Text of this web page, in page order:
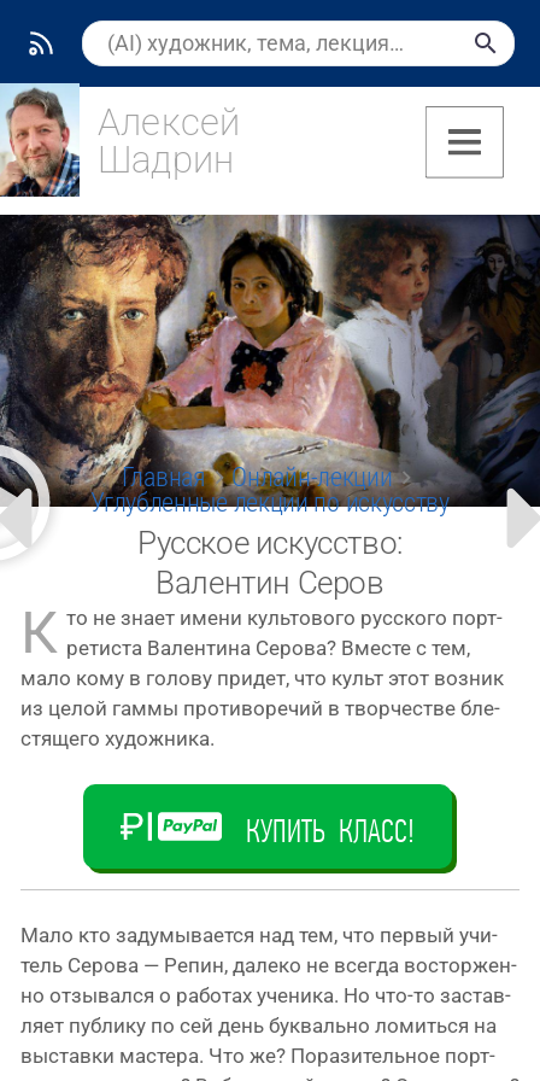
Алексей
Шадрин
(7)
Главная
Онлайн-лекции
Углубленные лекции по искусству
Русское искусство:
Валентин Серов
К то не зна­ет име­ни куль­то­во­го рус­ско­го порт­
ре­ти­ста Валентина Серова? Вместе с тем,
мало кому в голо­ву при­дет, что культ этот воз­ник
из целой гам­мы про­ти­во­ре­чий в твор­че­стве бле­
стя­ще­го художника.
КУПИТЬ КЛАСС!
Мало кто заду­мы­ва­ет­ся над тем, что пер­вый учи­
тель Серова — Репин, дале­ко не все­гда вос­тор­жен­
но отзы­вал­ся о рабо­тах уче­ни­ка. Но что-то застав­
ля­ет пуб­ли­ку по сей день бук­валь­но ломить­ся на
выстав­ки масте­ра. Что же? Поразительное порт­